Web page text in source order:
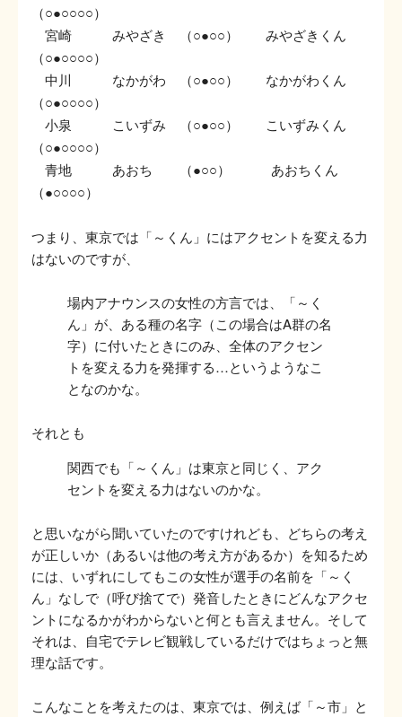
（○●○○○○）
宮崎 みやざき （○●○○） みやざきくん
（○●○○○○）
中川 なかがわ （○●○○） なかがわくん
（○●○○○○）
小泉 こいずみ （○●○○） こいずみくん
（○●○○○○）
青地 あおち （●○○） あおちくん
（●○○○○）
つまり、東京では「～くん」にはアクセントを変える力
はないのですが、
場内アナウンスの女性の方言では、「～く
ん」が、ある種の名字（この場合はA群の名
字）に付いたときにのみ、全体のアクセン
トを変える力を発揮する…というようなこ
となのかな。
それとも
関西でも「～くん」は東京と同じく、アク
セントを変える力はないのかな。
と思いながら聞いていたのですけれども、どちらの考え
が正しいか（あるいは他の考え方があるか）を知るため
には、いずれにしてもこの女性が選手の名前を「～く
ん」なしで（呼び捨てで）発音したときにどんなアクセ
ントになるかがわからないと何とも言えません。そして
それは、自宅でテレビ観戦しているだけではちょっと無
理な話です。
こんなことを考えたのは、東京では、例えば「～市」と